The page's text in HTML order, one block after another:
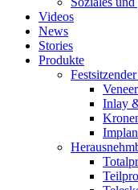
Videos
News
Stories
Produkte
Inlay